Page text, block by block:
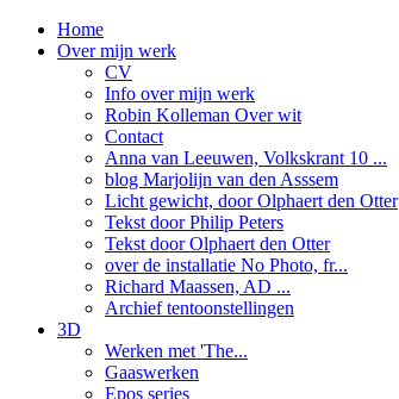
Home
Over mijn werk
CV
Info over mijn werk
Robin Kolleman Over wit
Contact
Anna van Leeuwen, Volkskrant 10 ...
blog Marjolijn van den Asssem
Licht gewicht, door Olphaert den Otter
Tekst door Philip Peters
Tekst door Olphaert den Otter
over de installatie No Photo, fr...
Richard Maassen, AD ...
Archief tentoonstellingen
3D
Werken met 'The...
Gaaswerken
Epos series